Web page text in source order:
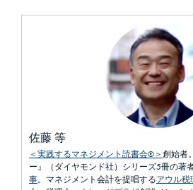
佐藤 等
＜実践するマネジメント読書会®＞創始者
ー』（ダイヤモンド社）シリーズ5冊の著者
事。マネジメント会計を提唱するアウル税